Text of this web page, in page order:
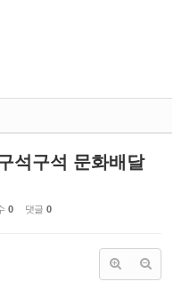
석구석 문화배달
0 댓글 0